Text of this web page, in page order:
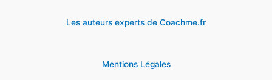
Les auteurs experts de Coachme.fr
Mentions Légales